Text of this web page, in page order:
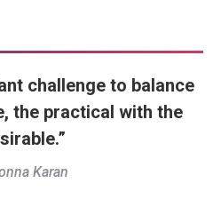
challenge to balance
the practical with the
Karan